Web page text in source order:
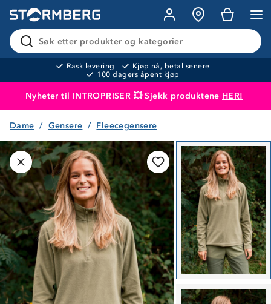
Søk etter produkter og kategorier
Rask levering
Kjøp nå, betal senere
100 dagers åpent kjøp
Nyheter til INTROPRISER 💥 Sjekk produktene HER!
Produktet er lagt i handlekurven
Dame Gensere Fleecegensere